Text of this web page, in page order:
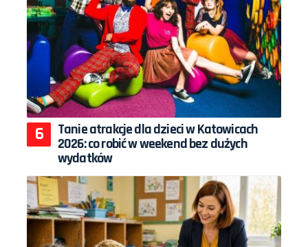
Tanie atrakcje dla dzieci w Katowicach
2026: co robić w weekend bez dużych
wydatków